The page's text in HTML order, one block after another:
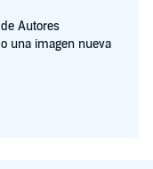
Autores
una imagen nueva